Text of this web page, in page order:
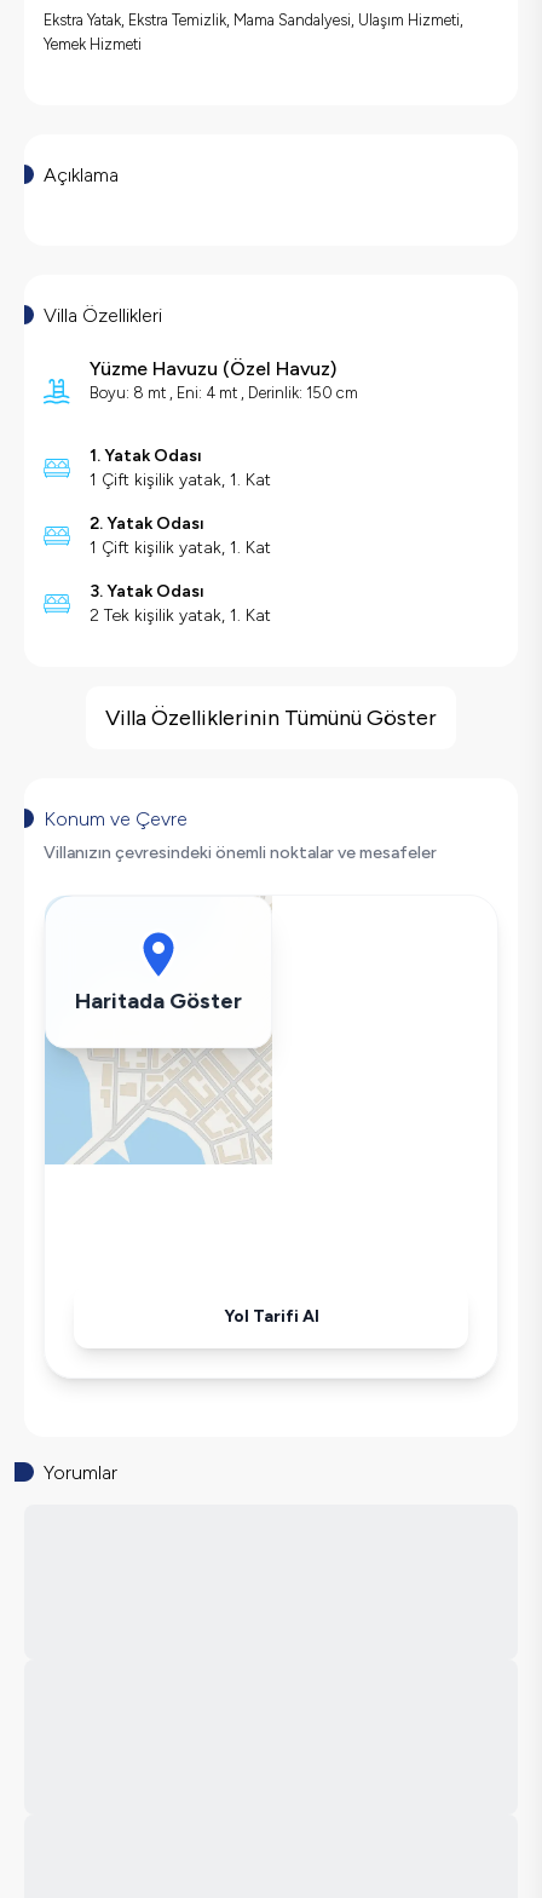
Ekstra Yatak, Ekstra Temizlik, Mama Sandalyesi, Ulaşım Hizmeti,
Yemek Hizmeti
Açıklama
Villa Özellikleri
Yüzme Havuzu (Özel Havuz)
Boyu: 8 mt , Eni: 4 mt , Derinlik: 150 cm
1. Yatak Odası
1 Çift kişilik yatak, 1. Kat
2. Yatak Odası
1 Çift kişilik yatak, 1. Kat
3. Yatak Odası
2 Tek kişilik yatak, 1. Kat
Barbekü
Langırt
Masa Tenisi
Korunaklı Havuz
Saç Kurutma Makinası
Buzdolabı
Klima
Wifi / İnternet
Tost Makinesi
Villa Özelliklerinin Tümünü Göster
Konum ve Çevre
Villanızın çevresindeki önemli noktalar ve mesafeler
Haritada Göster
Yol Tarifi Al
Yorumlar